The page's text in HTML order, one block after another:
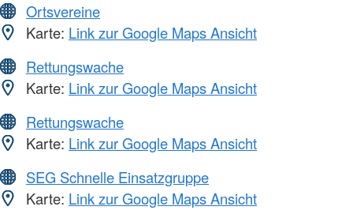
Ortsvereine
Karte: Link zur Google Maps Ansicht
Rettungswache
Karte: Link zur Google Maps Ansicht
Rettungswache
Karte: Link zur Google Maps Ansicht
SEG Schnelle Einsatzgruppe
Karte: Link zur Google Maps Ansicht